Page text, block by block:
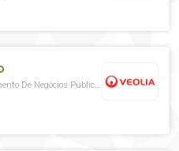
Diretor De Desenvolvimento De Negócios Públicos